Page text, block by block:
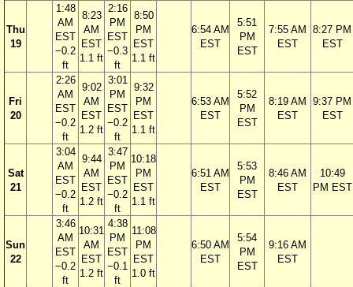
Thu
19
1:48
AM
EST
−0.2
ft
8:23
AM
EST
1.1 ft
2:16
PM
EST
−0.3
ft
8:50
PM
EST
1.1 ft
6:54 AM
EST
5:51
PM
EST
7:55 AM
EST
8:27 PM
EST
Fri
20
2:26
AM
EST
−0.2
ft
9:02
AM
EST
1.2 ft
3:01
PM
EST
−0.2
ft
9:32
PM
EST
1.1 ft
6:53 AM
EST
5:52
PM
EST
8:19 AM
EST
9:37 PM
EST
Sat
21
3:04
AM
EST
−0.2
ft
9:44
AM
EST
1.2 ft
3:47
PM
EST
−0.2
ft
10:18
PM
EST
1.1 ft
6:51 AM
EST
5:53
PM
EST
8:46 AM
EST
10:49
PM EST
Sun
22
3:46
AM
EST
−0.2
ft
10:31
AM
EST
1.2 ft
4:38
PM
EST
−0.1
ft
11:08
PM
EST
1.0 ft
6:50 AM
EST
5:54
PM
EST
9:16 AM
EST